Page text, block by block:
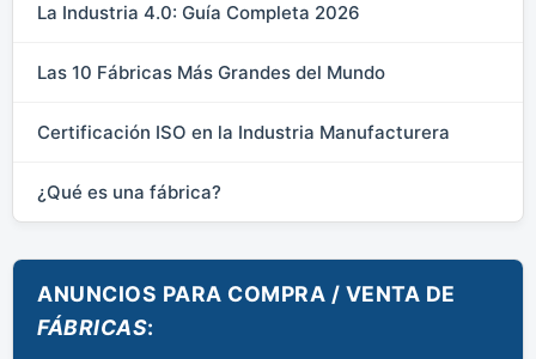
La Industria 4.0: Guía Completa 2026
Las 10 Fábricas Más Grandes del Mundo
Certificación ISO en la Industria Manufacturera
¿Qué es una fábrica?
ANUNCIOS PARA COMPRA / VENTA DE
FÁBRICAS: